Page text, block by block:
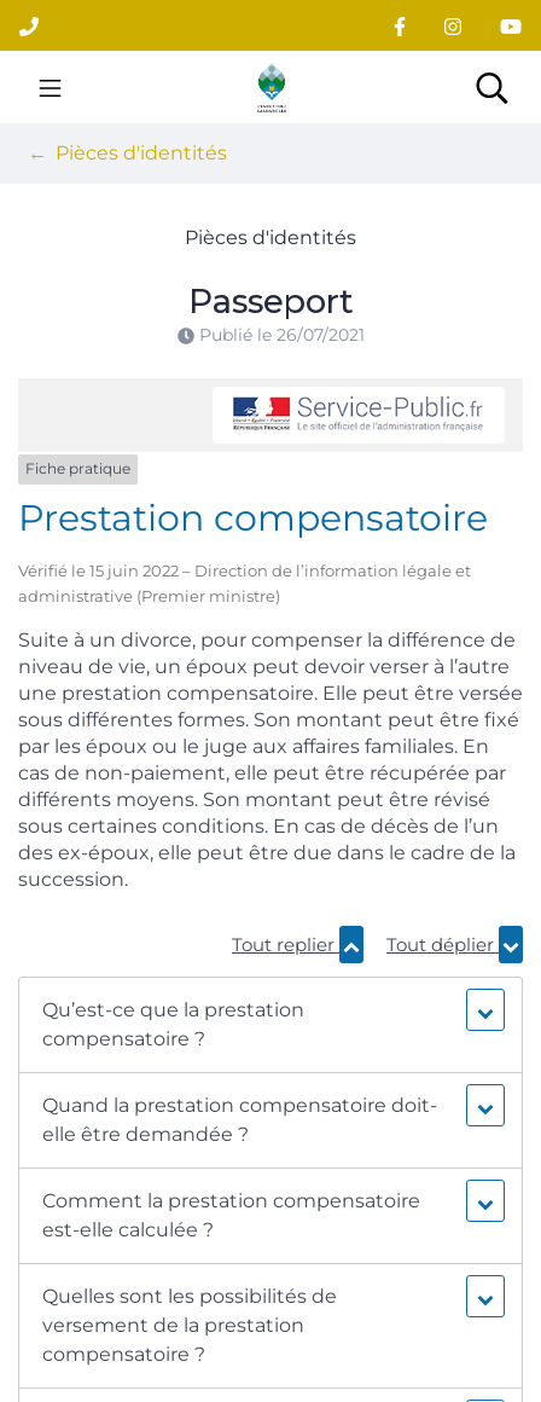
Aller
au
contenu
Site officiel du village
Pièces d'identités
Pièces d'identités
Passeport
Publié le 26/07/2021
Fiche pratique
Prestation compensatoire
Vérifié le 15 juin 2022 – Direction de l’information légale et
administrative (Premier ministre)
Suite à un divorce, pour compenser la différence de
niveau de vie, un époux peut devoir verser à l’autre
une prestation compensatoire. Elle peut être versée
sous différentes formes. Son montant peut être fixé
par les époux ou le juge aux affaires familiales. En
cas de non-paiement, elle peut être récupérée par
différents moyens. Son montant peut être révisé
sous certaines conditions. En cas de décès de l’un
des ex-époux, elle peut être due dans le cadre de la
succession.
Tout replier Tout déplier
Qu’est-ce que la prestation
compensatoire ?
Quand la prestation compensatoire doit-
elle être demandée ?
Comment la prestation compensatoire
est-elle calculée ?
Quelles sont les possibilités de
versement de la prestation
compensatoire ?